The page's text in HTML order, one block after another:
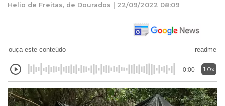
Helio de Freitas, de Dourados | 22/09/2022 08:09
ouça este conteúdo readme
0:00 1.0x